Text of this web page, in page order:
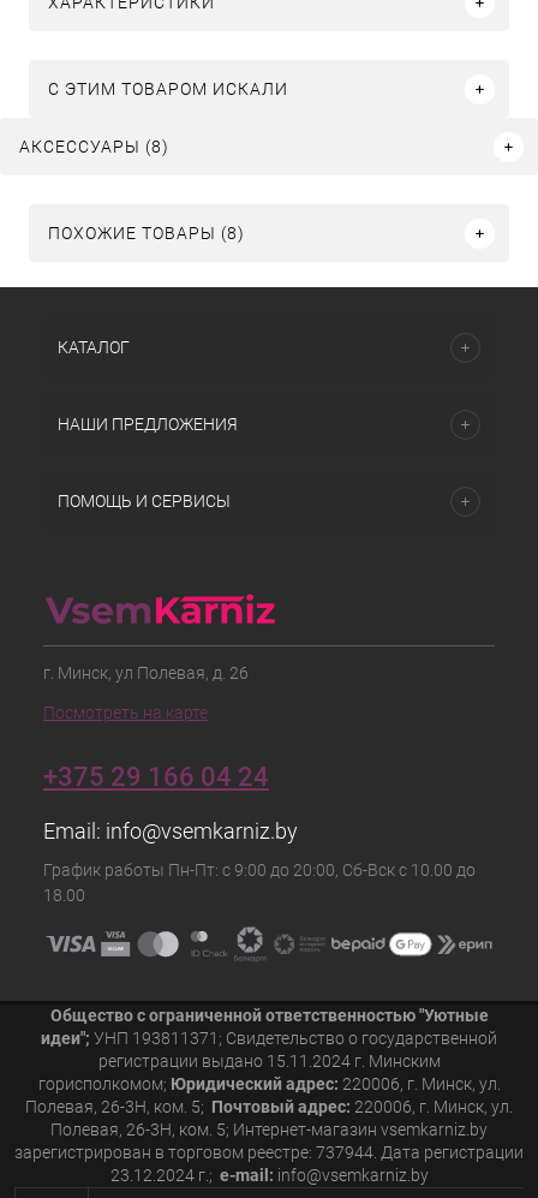
C ЭТИМ ТОВАРОМ ИСКАЛИ
АКСЕССУАРЫ (8)
ПОХОЖИЕ ТОВАРЫ (8)
КАТАЛОГ
НАШИ ПРЕДЛОЖЕНИЯ
ПОМОЩЬ И СЕРВИСЫ
г. Минск, ул Полевая, д. 26
Посмотреть на карте
+375 29 166 04 24
Email: info@vsemkarniz.by
График работы Пн-Пт: с 9:00 до 20:00, Сб-Вск с 10.00 до
18.00
Общество с ограниченной ответственностью "Уютные
идеи"; УНП 193811371; Свидетельство о государственной
регистрации выдано 15.11.2024 г. Минским
горисполкомом; Юридический адрес: 220006, г. Минск, ул.
Полевая, 26-3Н, ком. 5; Почтовый адрес: 220006, г. Минск, ул.
Полевая, 26-3Н, ком. 5; Интернет-магазин vsemkarniz.by
зарегистрирован в торговом реестре: 737944. Дата регистрации
23.12.2024 г.; e-mail: info@vsemkarniz.by